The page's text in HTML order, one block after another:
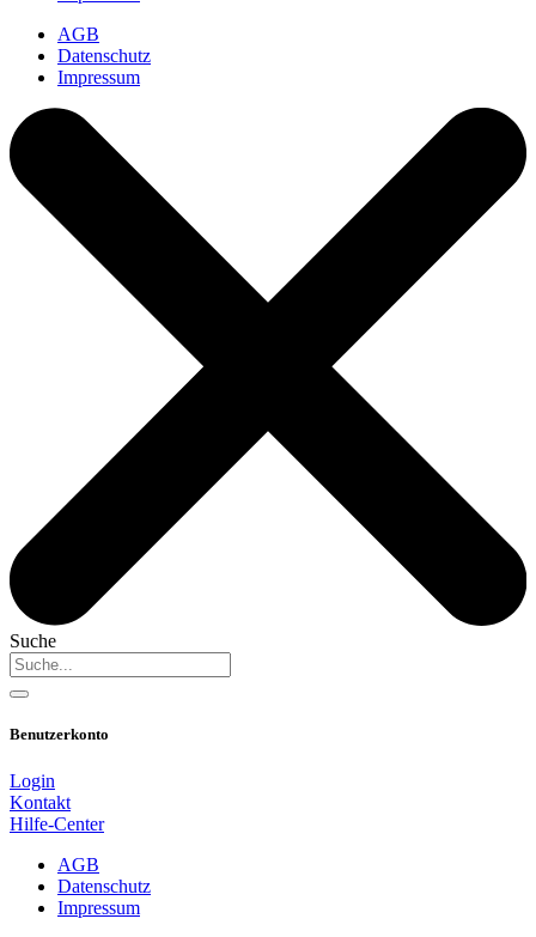
AGB
Datenschutz
Impressum
Suche
Benutzerkonto
Login
Kontakt
Hilfe-Center
AGB
Datenschutz
Impressum